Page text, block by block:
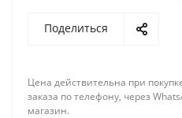
Поделиться
Цена действительна при
заказа по телефону, через
магазин.